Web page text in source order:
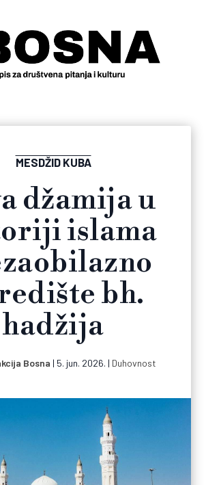
MESDŽID KUBA
džamija u
islama
bh.
hadžija
Bosna | 5. jun. 2026. | Duhovnost